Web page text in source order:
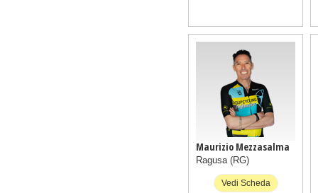
Maurizio Mezzasalma
Ragusa (RG)
Vedi Scheda